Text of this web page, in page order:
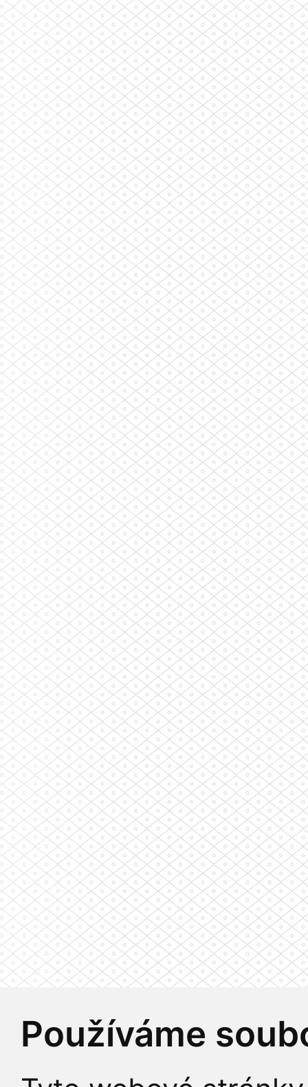
Používáme